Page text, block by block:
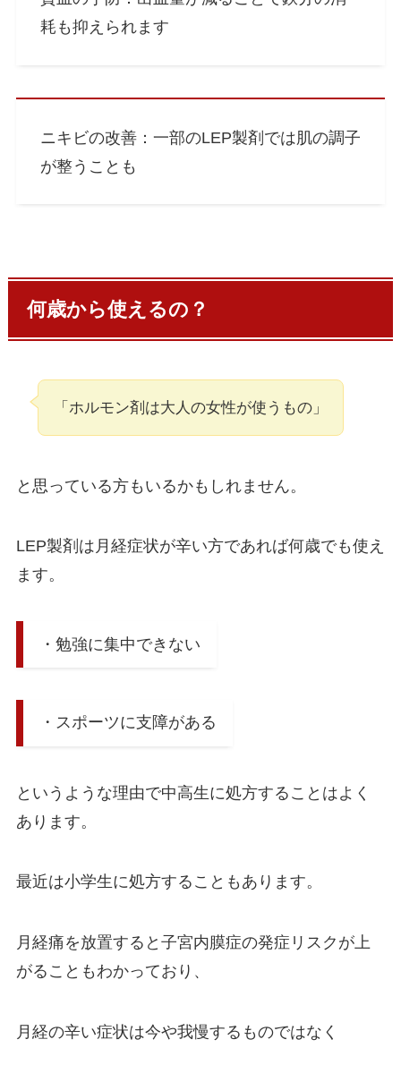
耗も抑えられます
ニキビの改善：一部のLEP製剤では肌の調子
が整うことも
何歳から使えるの？
「ホルモン剤は大人の女性が使うもの」
と思っている方もいるかもしれません。
LEP製剤は月経症状が辛い方であれば何歳でも使え
ます。
・勉強に集中できない
・スポーツに支障がある
というような理由で中高生に処方することはよく
あります。
最近は小学生に処方することもあります。
月経痛を放置すると子宮内膜症の発症リスクが上
がることもわかっており、
月経の辛い症状は今や我慢するものではなく